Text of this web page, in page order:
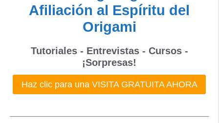
Afiliación al Espíritu del
Origami
Tutoriales - Entrevistas - Cursos -
¡Sorpresas!
Haz clic para una VISITA GRATUITA AHORA